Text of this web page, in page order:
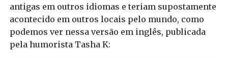
antigas em outros idiomas e teriam supostamente
acontecido em outros locais pelo mundo, como
podemos ver nessa versão em inglês, publicada
pela humorista Tasha K: